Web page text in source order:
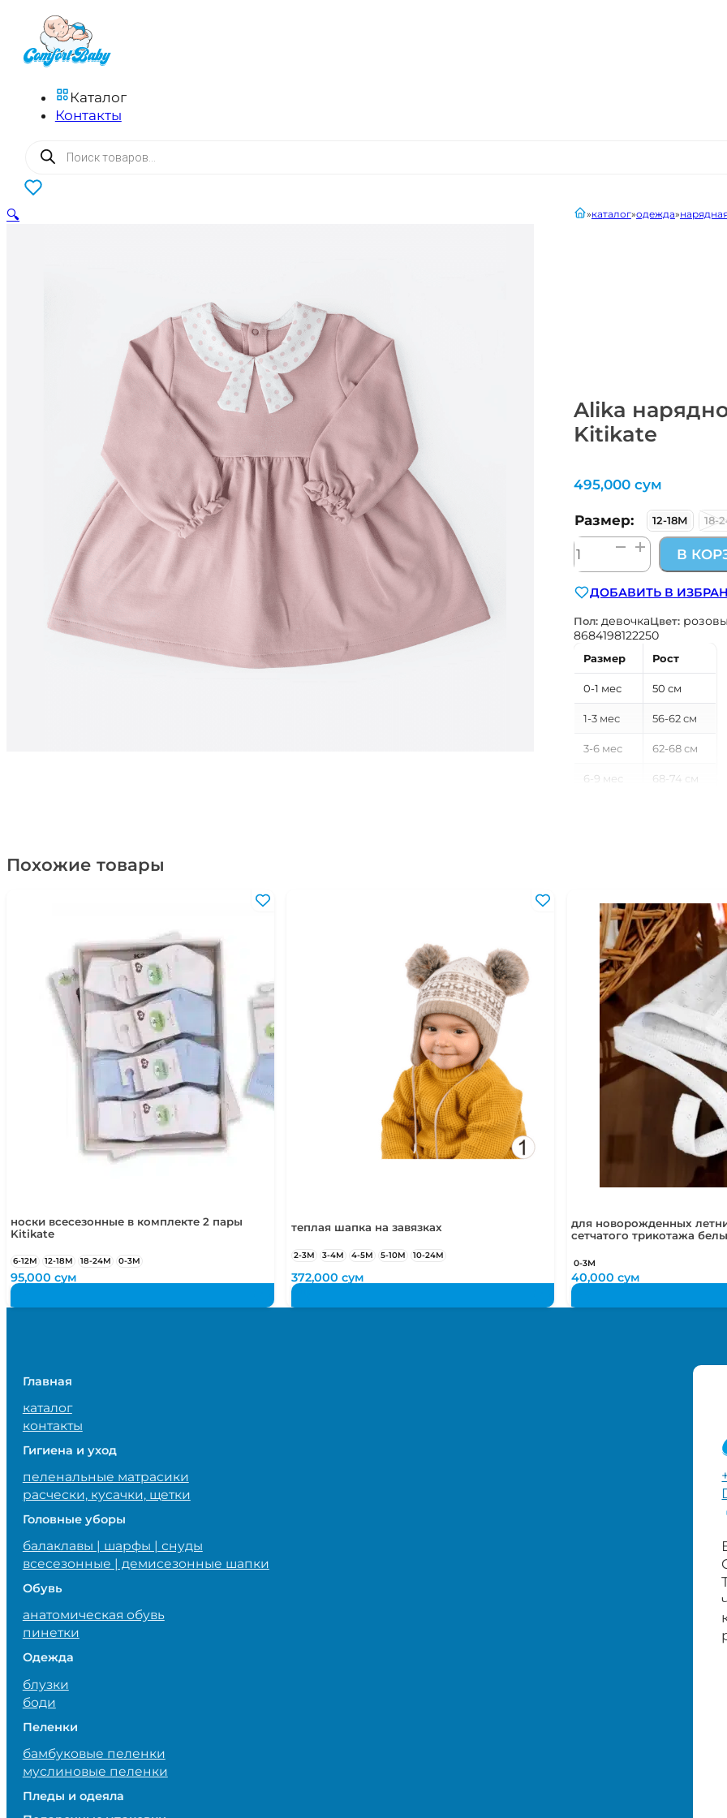
Каталог
Контакты
Поиск
товаров
0
Alika
Kitikate
главнаякаталог одежда
495,000 сум
Размер: 12-18М 18-
Количество
товара
нарядное
платье
из
плотного
трикотажа
Kitikate
В
ДОБАВИТЬ В
Пол: девочкаЦвет:
8684198122250
Размер Рост
0-1 мес 50 см
1-3 мес 56-62 см
3-6 мес 62-68 см
6-9 мес 68-74 см
3-4 года 98-104 см
4-5 лет 104-110 см
5-6 лет 110-116 см
🔍
Похожие товары
носки всесезонные в комплекте 2 пары
Kitikate
6-12М 12-18М 18-24М 0-3М
95,000сум
теплая шапка на завязках
2-3М 3-4М 4-5М 5-10М 10-24М
372,000 сум
для новорожденных
сетчатого трикотажа
0-3М
40,000сум
Главная
каталог
контакты
Гигиена и уход
пеленальные матрасики
расчески, кусачки, щетки
Головные уборы
балаклавы | шарфы | снуды
всесезонные | демисезонные шапки
Обувь
анатомическая обувь
пинетки
Одежда
блузки
боди
Пеленки
бамбуковые пеленки
муслиновые пеленки
Пледы и одеяла